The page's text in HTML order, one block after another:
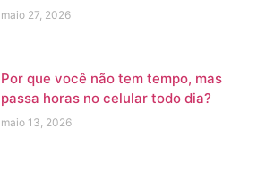
maio 27, 2026
Por que você não tem tempo, mas
passa horas no celular todo dia?
maio 13, 2026